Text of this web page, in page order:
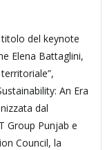
del keynote
Elena Battaglini,
An Era
dal
Group Punjab e
Council, la